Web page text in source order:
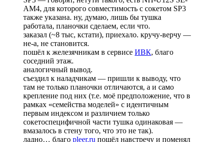
AM4, для которого совместимость с сокетом SP3
также указана. ну, думаю, лишь бы тушка
работала, планочки сделаем, если что.
заказал (~8 тыс, кстати), приехало. кручу-верчу —
не-а, не становится.
пошёл к железячникам в сервисе ИВК, благо
соседний этаж.
аналогичный вывод.
съездил к наладчикам — пришли к выводу, что
там не только планочки отличаются, а и само
крепление под них (т.е. моё предположение, что в
рамках «семейства моделей» с идентичным
первым индексом и различием только
сокетоспецифичной части тушка одинаковая —
вмазалось в стену того, что это не так).
ладно… благо pleer.ru пошёл навстречу и поменял